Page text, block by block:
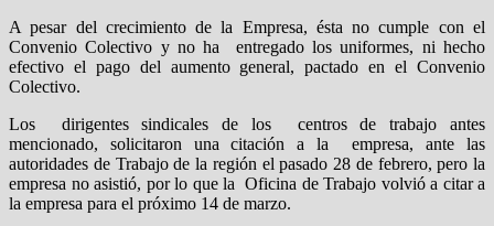
A pesar del crecimiento de la Empresa, ésta no cumple con el
Convenio Colectivo y no ha entregado los uniformes, ni hecho
efectivo el pago del aumento general, pactado en el Convenio
Colectivo.
Los dirigentes sindicales de los centros de trabajo antes
mencionado, solicitaron una citación a la empresa, ante las
autoridades de Trabajo de la región el pasado 28 de febrero, pero la
empresa no asistió, por lo que la Oficina de Trabajo volvió a citar a
la empresa para el próximo 14 de marzo.